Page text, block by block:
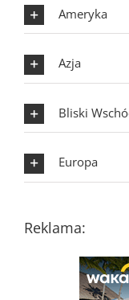
Ameryka
Azja
Bliski
Europa
Reklama: